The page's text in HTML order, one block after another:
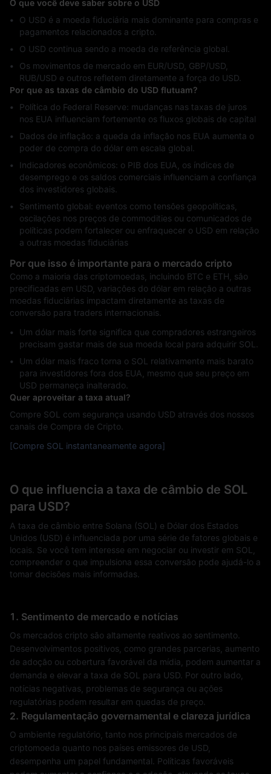
O que você deve saber sobre o USD
O USD é a moeda fiduciária mais dominante para compras e
pagamentos relacionados a cripto.
O USD continua sendo a moeda de referência global.
Os movimentos de mercado em EUR/USD, GBP/USD,
RUB/USD e outros refletem diretamente a força do USD.
Por que as taxas de câmbio do USD flutuam?
Política do Federal Reserve: mudanças nas taxas de juros
nos EUA influenciam fortemente os fluxos globais de capital
Dados de inflação: a queda da inflação nos EUA aumenta o
poder de compra do dólar em escala global.
Indicadores econômicos: o PIB dos EUA, os índices de
desemprego e os saldos comerciais influenciam a confiança
dos investidores globais.
Sentimento global: eventos como tensões geopolíticas,
oscilações nos preços de commodities ou comunicados de
políticas podem fortalecer ou enfraquecer o USD em relação
a outras moedas fiduciárias
Por que isso é importante para o mercado cripto
Como a maioria das criptomoedas, incluindo BTC e ETH, são
precificadas em USD, variações do dólar em relação a outras
moedas fiduciárias impactam diretamente as taxas de
conversão para traders internacionais.
Um dólar mais forte significa que compradores estrangeiros
precisam gastar mais de sua moeda local para adquirir SOL.
Um dólar mais fraco torna o SOL relativamente mais barato
para investidores fora dos EUA, mesmo que seu preço em
USD permaneça inalterado.
Quer aproveitar a taxa atual?
Compre SOL com segurança usando USD através dos nossos
canais de Compra de Cripto.
[Compre SOL instantaneamente agora]
O que influencia a taxa de câmbio de SOL
para USD?
A taxa de câmbio entre Solana (SOL) e Dólar dos Estados
Unidos (USD) é influenciada por uma série de fatores globais e
locais. Se você tem interesse em negociar ou investir em SOL,
compreender o que impulsiona essa conversão pode ajudá-lo a
tomar decisões mais informadas.
1. Sentimento de mercado e notícias
Os mercados cripto são altamente reativos ao sentimento.
Desenvolvimentos positivos, como grandes parcerias, aumento
de adoção ou cobertura favorável da mídia, podem aumentar a
demanda e elevar a taxa de SOL para USD. Por outro lado,
notícias negativas, problemas de segurança ou ações
regulatórias podem resultar em quedas de preço.
2. Regulamentação governamental e clareza jurídica
O ambiente regulatório, tanto nos principais mercados de
criptomoeda quanto nos países emissores de USD,
desempenha um papel fundamental. Políticas favoráveis